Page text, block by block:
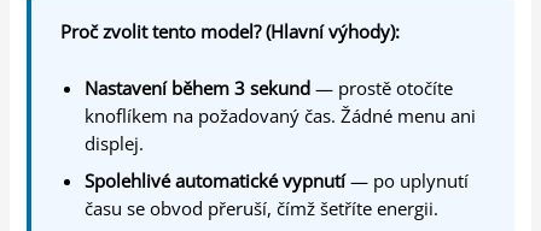
Proč zvolit tento model? (Hlavní výhody):
Nastavení během 3 sekund — prostě otočíte
knoflíkem na požadovaný čas. Žádné menu ani
displej.
Spolehlivé automatické vypnutí— po uplynutí
času se obvod přeruší, čímž šetříte energii.